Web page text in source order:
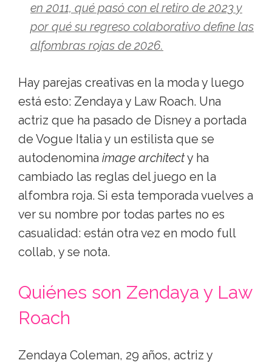
en 2011, qué pasó con el retiro de 2023 y
por qué su regreso colaborativo define las
alfombras rojas de 2026.
Hay parejas creativas en la moda y luego
está esto: Zendaya y Law Roach. Una
actriz que ha pasado de Disney a portada
de Vogue Italia y un estilista que se
autodenomina image architecty ha
cambiado las reglas del juego en la
alfombra roja. Si esta temporada vuelves a
ver su nombre por todas partes no es
casualidad: están otra vez en modo full
collab, y se nota.
Quiénes son Zendaya y Law
Roach
Zendaya Coleman, 29 años, actriz y